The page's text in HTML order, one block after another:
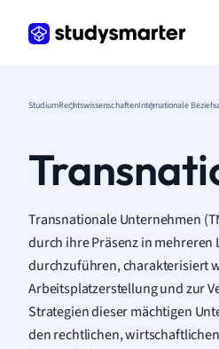
StudiumRechtswissenschaftenInternationale
Transnationale Unternehmen
durch ihre Präsenz in
durchzuführen, charakterisiert
Arbeitsplatzerstellung und zur
Strategien dieser mächtigen
den rechtlichen,